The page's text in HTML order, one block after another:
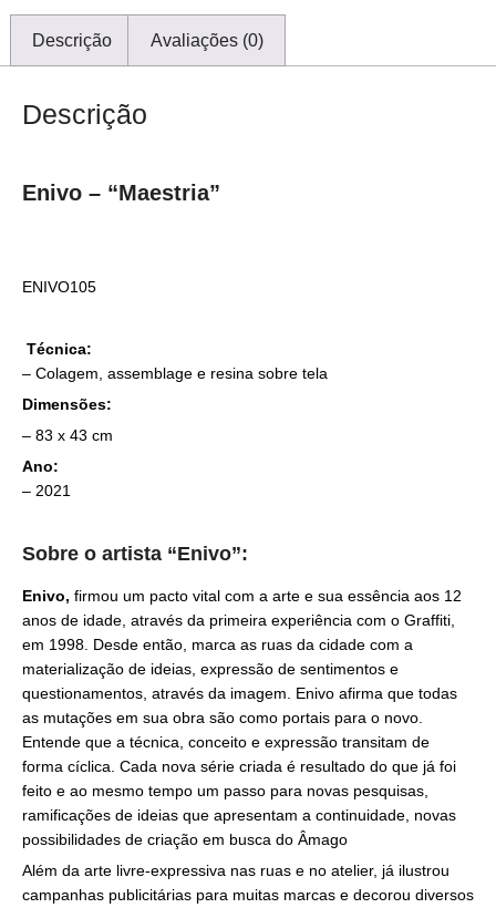
Descrição Avaliações (0)
Descrição
Enivo – “Maestria”
ENIVO105
Técnica:
– Colagem, assemblage e resina sobre tela
Dimensões:
– 83 x 43 cm
Ano:
– 2021
Sobre o artista “Enivo”:
Enivo, firmou um pacto vital com a arte e sua essência aos 12
anos de idade, através da primeira experiência com o Graffiti,
em 1998. Desde então, marca as ruas da cidade com a
materialização de ideias, expressão de sentimentos e
questionamentos, através da imagem. Enivo afirma que todas
as mutações em sua obra são como portais para o novo.
Entende que a técnica, conceito e expressão transitam de
forma cíclica. Cada nova série criada é resultado do que já foi
feito e ao mesmo tempo um passo para novas pesquisas,
ramificações de ideias que apresentam a continuidade, novas
possibilidades de criação em busca do Âmago
Além da arte livre-expressiva nas ruas e no atelier, já ilustrou
campanhas publicitárias para muitas marcas e decorou diversos